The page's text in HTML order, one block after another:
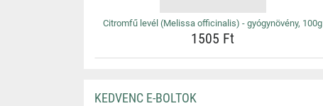
Citromfű levél (Melissa officinalis) - gyógynövény, 100g
1505 Ft
KEDVENC E-BOLTOK